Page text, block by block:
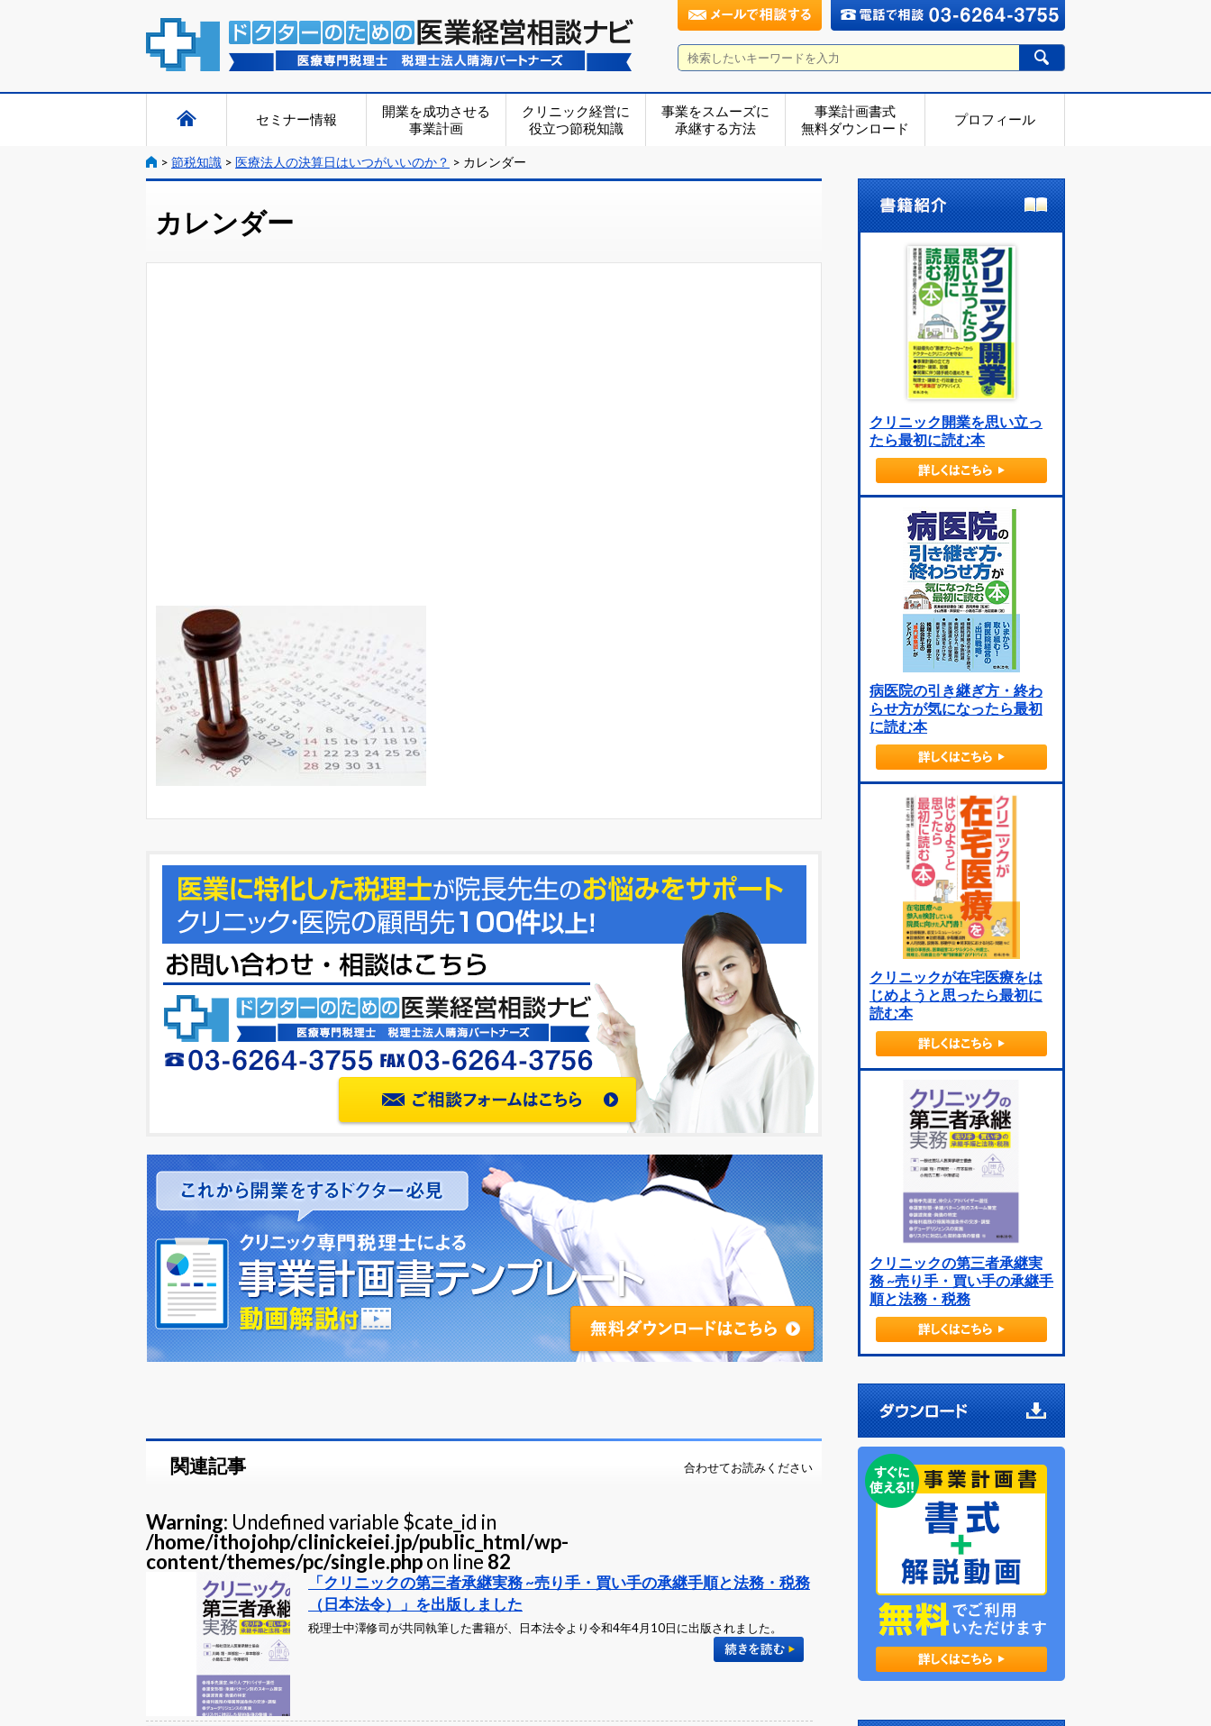
セミナー情報
開業を成功させる
事業計画
クリニック経営に
役立つ節税知識
事業をスムーズに
承継する方法
事業計画書式
無料ダウンロード
プロフィール
> 節税知識 > 医療法人の決算日はいつがいいのか？ > カレンダー
カレンダー
関連記事 合わせてお読みください
Warning: Undefined variable $cate_id in
/home/ithojohp/clinickeiei.jp/public_html/wp-
content/themes/pc/single.phpon line 82
「クリニックの第三者承継実務 ~売り手・買い手の承継手順と法務・税務
（日本法令）」を出版しました
税理士中澤修司が共同執筆した書籍が、日本法令より令和4年4月10日に出版されました。
クリニック開業を思い立っ
たら最初に読む本
病医院の引き継ぎ方・終わ
らせ方が気になったら最初
に読む本
クリニックが在宅医療をは
じめようと思ったら最初に
読む本
クリニックの第三者承継実
務 ~売り手・買い手の承継手
順と法務・税務